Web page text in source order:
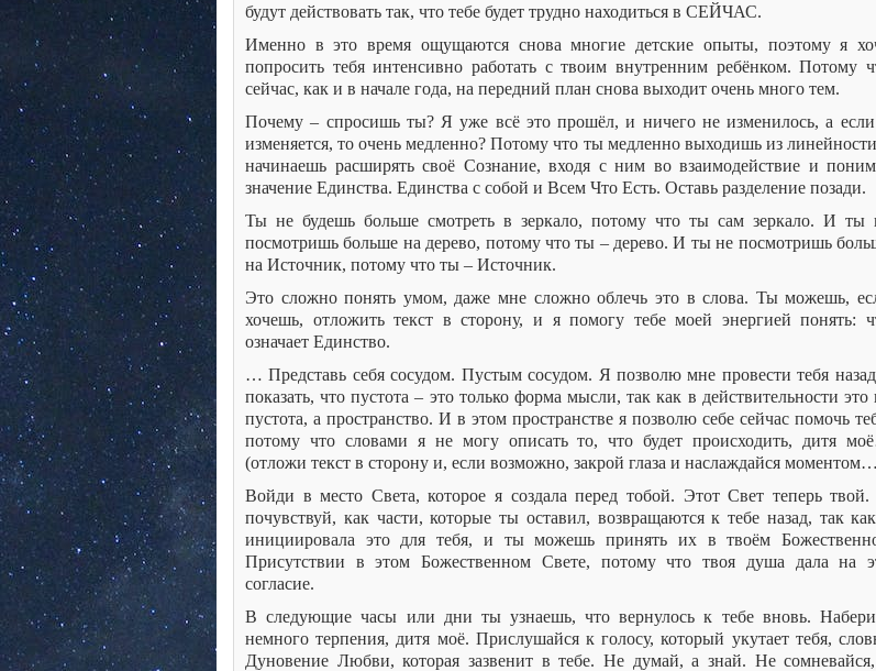
будут действовать так, что тебе будет трудно находиться в СЕЙЧАС.
Именно в это время ощущаются снова многие детские опыты, поэтому я
попросить тебя интенсивно работать с твоим внутренним ребёнком. Потому
сейчас, как и в начале года, на передний план снова выходит очень много тем.
Почему – спросишь ты? Я уже всё это прошёл, и ничего не изменилось, а
изменяется, то очень медленно? Потому что ты медленно выходишь из
начинаешь расширять своё Сознание, входя с ним во взаимодействие и
значение Единства. Единства с собой и Всем Что Есть. Оставь разделение позади.
Ты не будешь больше смотреть в зеркало, потому что ты сам зеркало. И ты
посмотришь больше на дерево, потому что ты – дерево. И ты не посмотришь
на Источник, потому что ты – Источник.
Это сложно понять умом, даже мне сложно облечь это в слова. Ты можешь,
хочешь, отложить текст в сторону, и я помогу тебе моей энергией понять:
означает Единство.
… Представь себя сосудом. Пустым сосудом. Я позволю мне провести тебя
показать, что пустота – это только форма мысли, так как в действительности это
пустота, а пространство. И в этом пространстве я позволю себе сейчас помочь
потому что словами я не могу описать то, что будет происходить, дитя
(отложи текст в сторону и, если возможно, закрой глаза и наслаждайся
Войди в место Света, которое я создала перед тобой. Этот Свет теперь
почувствуй, как части, которые ты оставил, возвращаются к тебе назад, так
инициировала это для тебя, и ты можешь принять их в твоём
Присутствии в этом Божественном Свете, потому что твоя душа дала на
согласие.
В следующие часы или дни ты узнаешь, что вернулось к тебе вновь.
немного терпения, дитя моё. Прислушайся к голосу, который укутает тебя,
Дуновение Любви, которая зазвенит в тебе. Не думай, а знай. Не